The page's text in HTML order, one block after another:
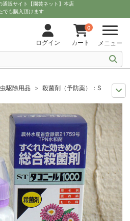
通販サイト【園芸ネット】本店
でも購入頂けます
ログイン
0
カート メニュー
駆除用品
殺菌剤（予防薬）：STダコニ
・殺菌剤
殺菌剤（予防薬）：STダコニ
殺菌剤（予防薬）：STダコニール1000
殺菌剤（予防薬）：STダコニール1000